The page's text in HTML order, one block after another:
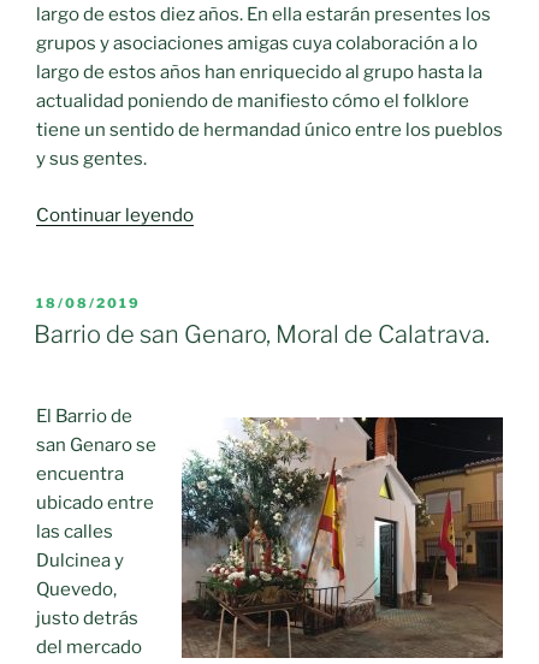
largo de estos diez años. En ella estarán presentes los
grupos y asociaciones amigas cuya colaboración a lo
largo de estos años han enriquecido al grupo hasta la
actualidad poniendo de manifiesto cómo el folklore
tiene un sentido de hermandad único entre los pueblos
y sus gentes.
Continuar leyendo«Un
para
aniversario»
PUBLICADO
EL
18/08/2019
Barrio de san Genaro, Moral de Calatrava.
El Barrio de
san Genaro se
encuentra
ubicado entre
las calles
Dulcinea y
Quevedo,
justo detrás
del mercado